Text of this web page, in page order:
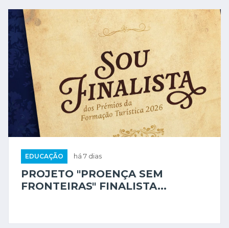
EDUCAÇÃO há 7 dias
PROJETO "PROENÇA SEM
FRONTEIRAS" FINALISTA...